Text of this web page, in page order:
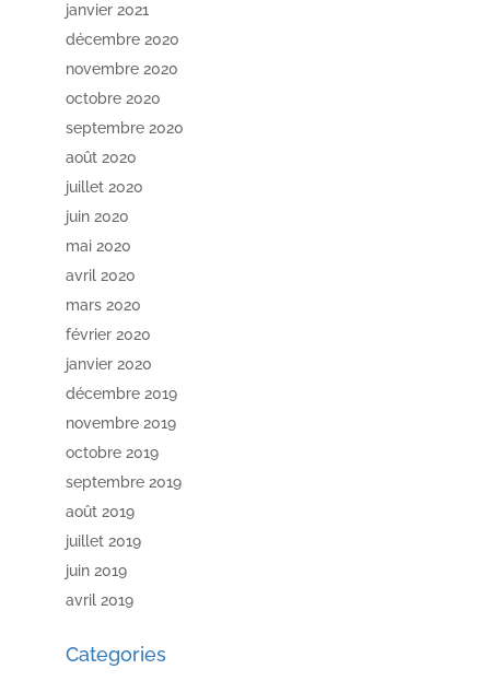
janvier 2021
décembre 2020
novembre 2020
octobre 2020
septembre 2020
août 2020
juillet 2020
juin 2020
mai 2020
avril 2020
mars 2020
février 2020
janvier 2020
décembre 2019
novembre 2019
octobre 2019
septembre 2019
août 2019
juillet 2019
juin 2019
avril 2019
Categories